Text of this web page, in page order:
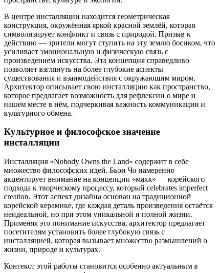
В центре инсталляции находится геометрическая
конструкция, окружённая яркой красной землёй, которая
символизирует конфликт и связь с природой. Призыв к
действию — зрители могут ступить на эту землю босиком, что
усиливает эмоциональную и физическую связь с
произведением искусства. Эта концепция справедливо
позволяет взглянуть на более глубокие аспекты
существования и взаимодействия с окружающим миром.
Архитектор описывает свою инсталляцию как пространство,
которое предлагает возможность для рефлексии о мире и
нашем месте в нём, подчеркивая важность коммуникации и
культурного обмена.
Культурное и философское значение
инсталляции
Инсталляция «Nobody Owns the Land» содержит в себе
множество философских идей. Бьон Чо намеренно
акцентирует внимание на концепции «махк» — корейского
подхода к творческому процессу, который celebrates imperfect
creation. Этот аспект дизайна основан на традиционной
корейской керамике, где каждая деталь произведения остаётся
неидеальной, но при этом уникальной и полной жизни.
Применяя это понимание искусства, архитектор предлагает
посетителям установить более глубокую связь с
инсталляцией, которая вызывает множество размышлений о
жизни, природе и культурах.
Контекст этой работы становится особенно актуальным в